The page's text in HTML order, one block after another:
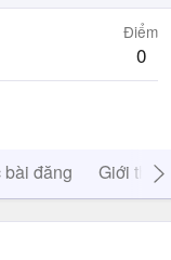
Điểm
0
bài đăng Giới thiệu